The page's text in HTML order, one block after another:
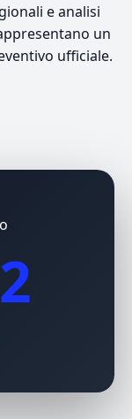
e analisi
un
ufficiale.